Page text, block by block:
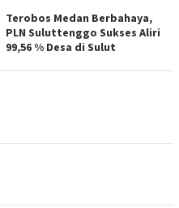
Terobos Medan Berbahaya,
PLN Suluttenggo Sukses Aliri
99,56 % Desa di Sulut